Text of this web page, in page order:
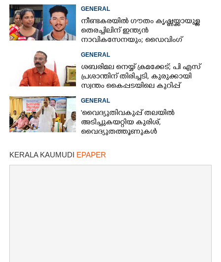
GENERAL
നീണ്ടകരയിൽ ഗൗതം കൃഷ്ണയ്ക്കായുള്ള
തെരച്ചിലിന് ഇന്ത്യൻ
നാവികസേനയും; ഡൈവിംഗ്
GENERAL
ശബരിമല നെയ്യ് ക്രമക്കേട്; പി എസ്
പ്രശാന്തിന് തിരിച്ചടി, കുരുക്കായി
സ്വന്തം കൈപ്പടയിലെ കുറിപ്പ്
GENERAL
'വൈദ്യുതിവകുപ്പ് തലയിൽ
അടിച്ചുകയറ്റിയ കുരിശ്‌,
വൈദ്യുതത്തൂണുകൾ
വിളിക്കുന്ന കാലമാണിത്'
KERALA KAUMUDI EPAPER